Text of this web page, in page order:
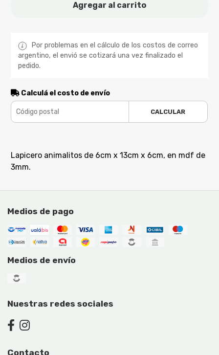
Agregar al carrito
Por problemas en el cálculo de los costos de correo
argentino, el envió se cotizará una vez finalizado el
pedido.
Calculá el costo de envío
CALCULAR
Lapicero animalitos de 6cm x 13cm x 6cm, en mdf de
3mm.
Medios de pago
Medios de envío
Nuestras redes sociales
Contacto